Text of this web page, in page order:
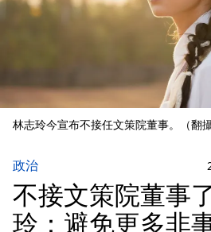
林志玲今宣布不接任文策院董事。（翻
政治
不接文策院董事
玲：避免更多非